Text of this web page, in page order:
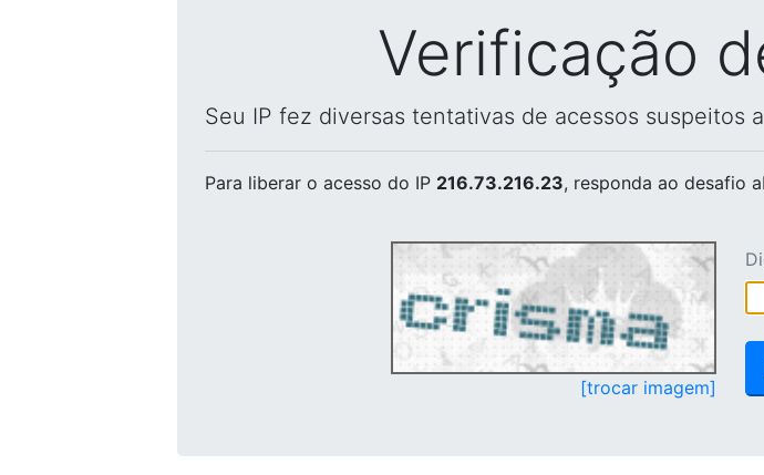
Verificação
Seu IP fez diversas tentativas de acessos suspeitos
Para liberar o acesso do IP 216.73.216.23, responda ao desafio
[trocar imagem]